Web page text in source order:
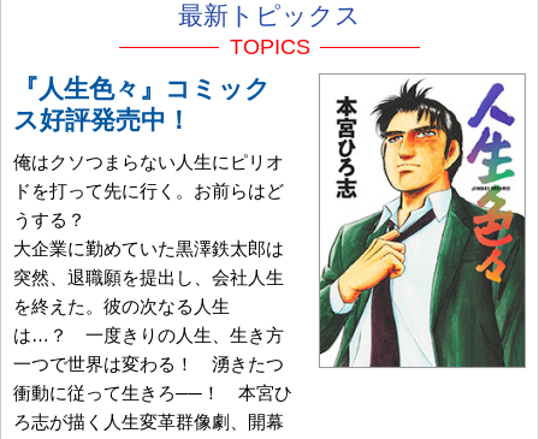
最新トピックス
TOPICS
『人生色々』コミック
ス好評発売中！
俺はクソつまらない人生にピリオ
ドを打って先に行く。お前らはど
うする？
大企業に勤めていた黒澤鉄太郎は
突然、退職願を提出し、会社人生
を終えた。彼の次なる人生
は…？ 一度きりの人生、生き方
一つで世界は変わる！ 湧きたつ
衝動に従って生きろ──！ 本宮ひ
ろ志が描く人生変革群像劇、開幕